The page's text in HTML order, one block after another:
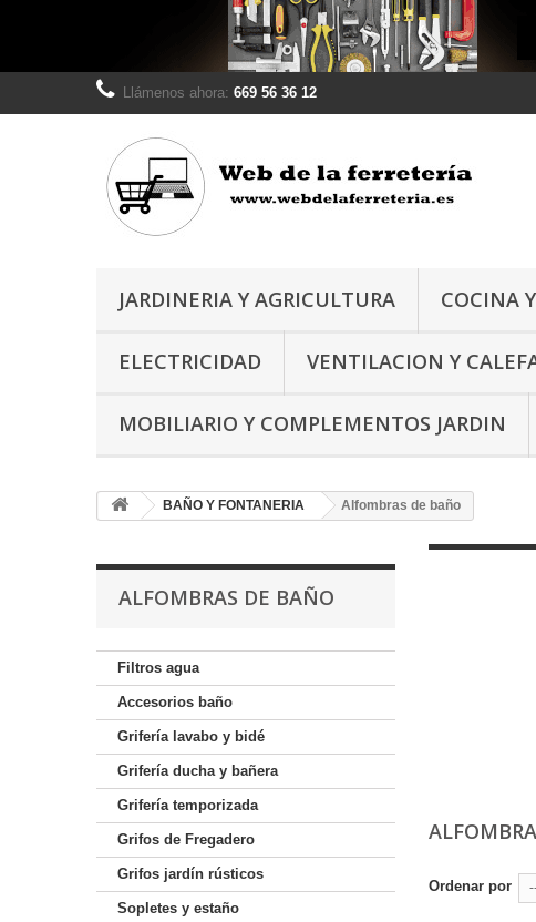
Llámenos ahora: 669 56 36 12
JARDINERIA Y AGRICULTURA COCINA
ELECTRICIDAD VENTILACION Y
MOBILIARIO Y COMPLEMENTOS JARDIN
BAÑO Y FONTANERIA Alfombras de baño
ALFOMBRAS DE BAÑO
Filtros agua
Accesorios baño
Grifería lavabo y bidé
Grifería ducha y bañera
Grifería temporizada
Grifos de Fregadero
Grifos jardín rústicos
Sopletes y estaño
Ordenar por